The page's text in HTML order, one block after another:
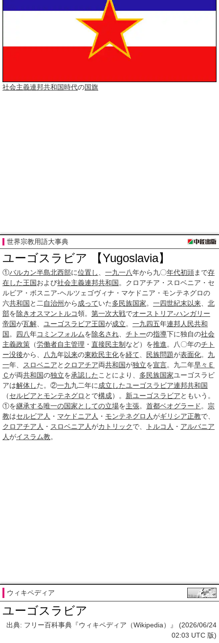
社会主義連邦共和国時代の国旗
世界宗教用語大事典
ユーゴスラビア 【Yugoslavia】
①バルカン半島北西部に位置し 一九一八年から九〇年代初頭まで存
在した王国および社会主義連邦共和国 。クロアチア・スロベニア・セ
ルビア・ボスニア-ヘルツェゴヴィナ・マケドニア・モンテネグロの
六共和国 と二 自治州から成っていた多民族国家。 一四世紀末以来
北
部を除き オスマントルコ領。 第一次大戦でオーストリア-ハンガリー
帝国が瓦解 ユーゴスラビア王国が成立。 一九四五年連邦人民共和
国 。 四八年コミンフォルムを除名され チトーの指導下に独自の社会
主義政策 （労働者自主管理 ・ 直接民主制 など）を推進。八〇年のチト
ー没後から、 八九年以来の東欧民主化を経て 民族問題が表面化。 九
一年、 スロベニアと クロアチア両共和国が独立を宣言。九二年早々 Ｅ
Ｃが両共和国の独立を承認した ことにより、 多民族国家ユーゴスラビ
アは解体した。②一九九二年に成立したユーゴスラビア連邦共和国
（セルビアとモンテネグロ とで構成）。 新ユーゴスラビアともいう。
①を継承する唯一の国家としての立場を主張。 首都ベオグラード 。 宗
教はセルビア人 ・ マケドニア人 ・ モンテネグロ人がギリシア正教で、
クロアチア人 ・ スロベニア人がカトリックで、 トルコ人 ・ アルバニア
人がイスラム教。
ウィキペディア
ユーゴスラビア
出典: フリー百科事典『ウィキペディア（Wikipedia）』 (2026/06/24
02:03 UTC 版)